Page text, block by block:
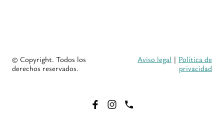
© Copyright. Todos los
derechos reservados.
Aviso legal | Política de
privacidad